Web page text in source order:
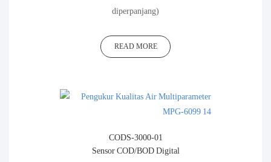
diperpanjang)
READ MORE
CODS-3000-01
Sensor COD/BOD Digital